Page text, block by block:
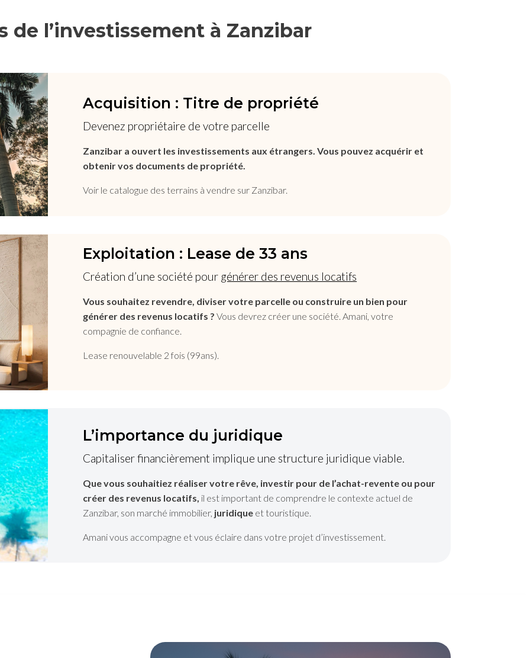
de l’investissement à Zanzibar
Acquisition : Titre de propriété
Devenez propriétaire de votre parcelle
Zanzibar a ouvert les investissements aux étrangers. Vous pouvez acquérir et
obtenir vos documents de propriété.
Voir le catalogue des terrains à vendre sur Zanzibar.
Exploitation : Lease de 33 ans
Création d’une société pour générer des revenus locatifs
Vous souhaitez revendre, diviser votre parcelle ou construire un bien pour
générer des revenus locatifs ?Vous devrez créer une société. Amani, votre
compagnie de confiance.
Lease renouvelable 2 fois (99ans).
L’importance du juridique
Capitaliser financièrement implique une structure juridique viable.
Que vous souhaitiez réaliser votre rêve, investir pour de l’achat-revente ou pour
créer des revenus locatifs, il est important de comprendre le contexte actuel de
Zanzibar, son marché immobilier, juridique et touristique.
Amani vous accompagne et vous éclaire dans votre projet d’investissement.
×
BETWEEN JAMBIANI AND MAKUNDUCHI
Nouveau projet · €15,000 ·
1,000 m²
A new opportunity in Zanzibar
A 1,000 m² plot available for €15,000, just 3 minutes from the
beach. Discover the project details or speak directly with an
Amani agent.